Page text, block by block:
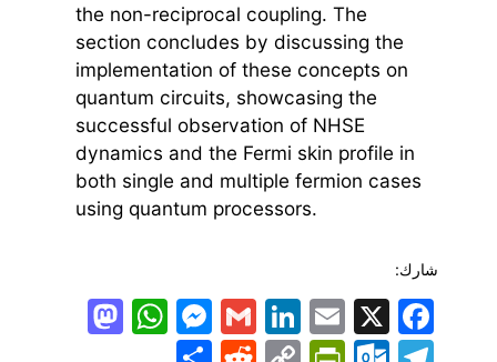
the non-reciprocal coupling. The
section concludes by discussing the
implementation of these concepts on
quantum circuits, showcasing the
successful observation of NHSE
dynamics and the Fermi skin profile in
both single and multiple fermion cases
using quantum processors.
شارك:
Facebook
X
Email
LinkedIn
Gmail